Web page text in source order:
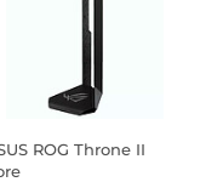
ROG Throne II